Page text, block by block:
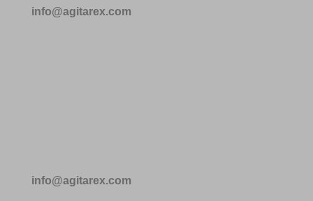
info@agitarex.com
info@agitarex.com